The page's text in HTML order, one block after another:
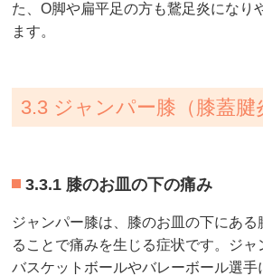
た、O脚や扁平足の方も鵞足炎になり
ます。
3.3 ジャンパー膝（膝蓋腱
3.3.1 膝のお皿の下の痛み
ジャンパー膝は、膝のお皿の下にある
ることで痛みを生じる症状です。ジ
バスケットボールやバレーボール選手